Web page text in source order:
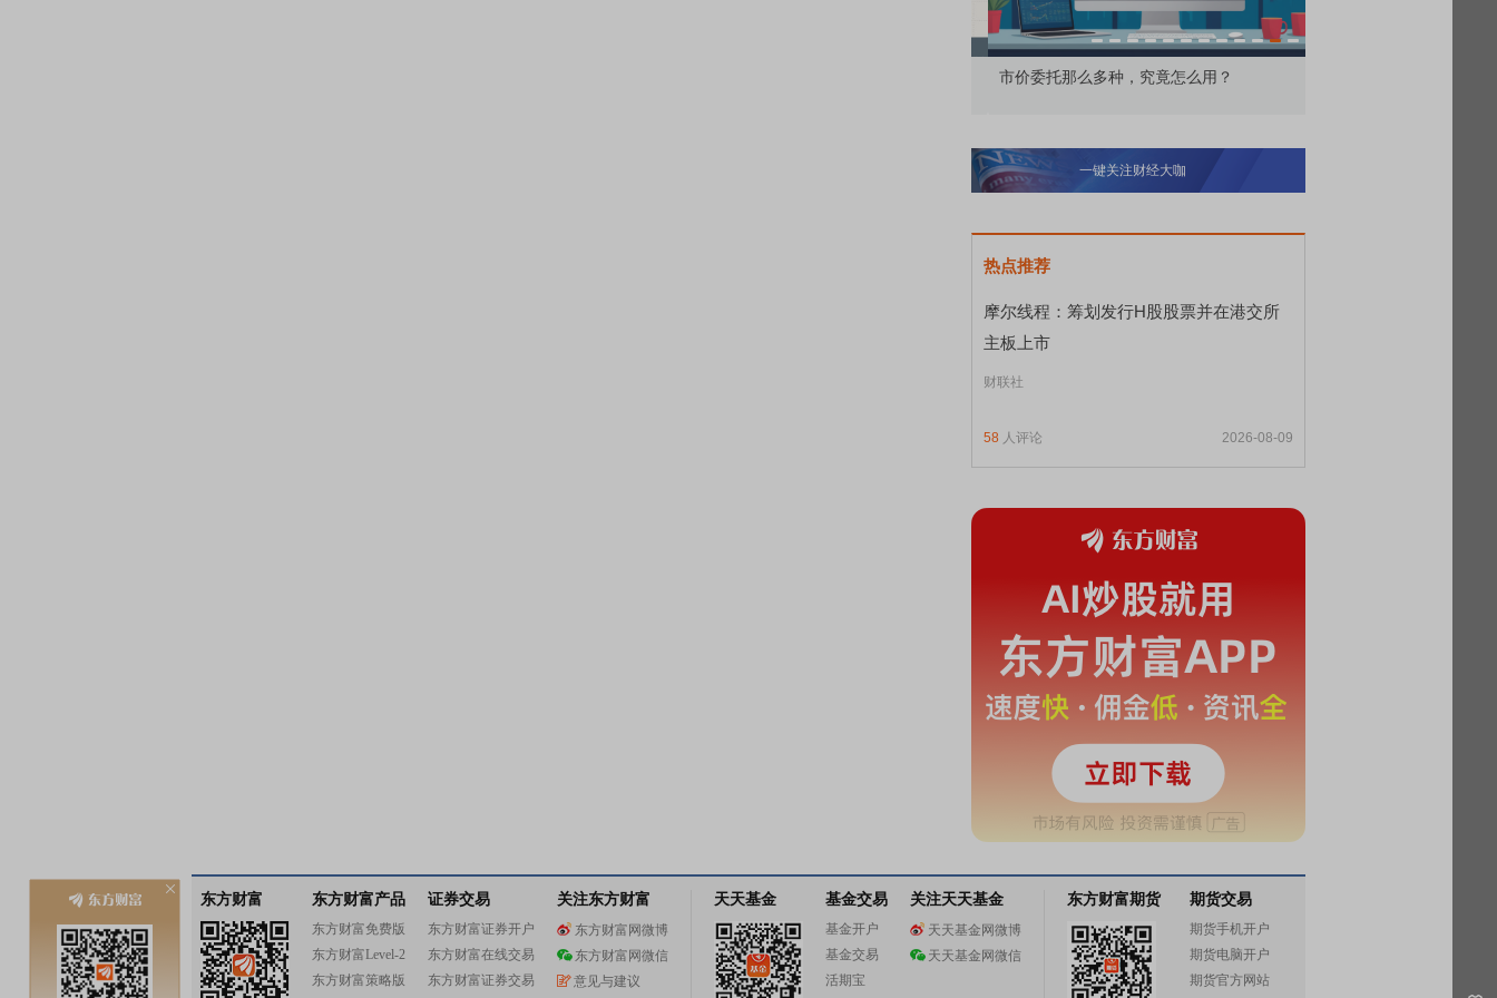
市价委托那么多种，究竟怎么用？
一键关注财经大咖
热点推荐
摩尔线程：筹划发行H股股票并在港交所
主板上市
财联社
58 人评论 2026-08-09
东方财富 东方财富产品
东方财富免费版
东方财富Level-2
东方财富策略版
证券交易
东方财富证券开户
东方财富在线交易
东方财富证券交易
关注东方财富
东方财富网微博
东方财富网微信
意见与建议
天天基金 基金交易
基金开户
基金交易
活期宝
关注天天基金
天天基金网微博
天天基金网微信
东方财富期货 期货交易
期货手机开户
期货电脑开户
期货官方网站